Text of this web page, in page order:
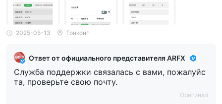
2025-05-13 Гонконг
Ответ от официального представителя ARFX
Служба поддержки связалась с вами, пожалуйс
та, проверьте свою почту.
Оригинал